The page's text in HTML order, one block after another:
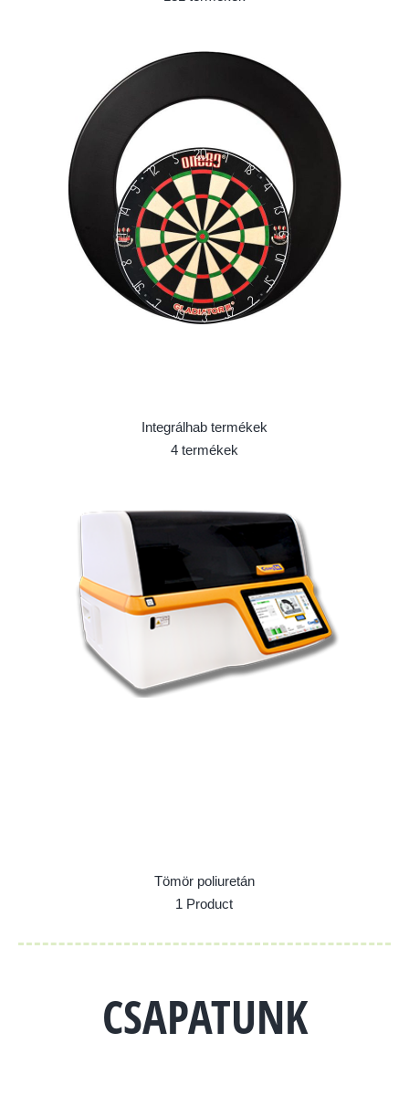
Integrálhab termékek
4 termékek
Tömör poliuretán
1 Product
CSAPATUNK